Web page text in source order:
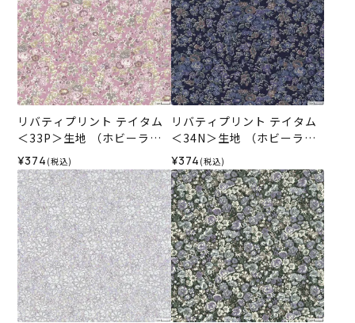
リバティプリント テイタム
＜33P＞生地 （ホビーラホ
ビーレオリジナル）2026ES
¥374 (税込)
リバティプリント テイタム
＜34N＞生地 （ホビーラホ
ビーレオリジナル）2026ES
¥374 (税込)